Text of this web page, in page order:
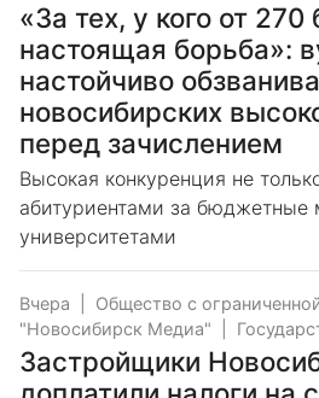
«За тех, у кого от 270
настоящая борьба»:
настойчиво
новосибирских
перед зачислением
Высокая конкуренция не
абитуриентами за бюджетные
университетами
Вчера
Общество с
"Новосибирск Медиа"
Застройщики